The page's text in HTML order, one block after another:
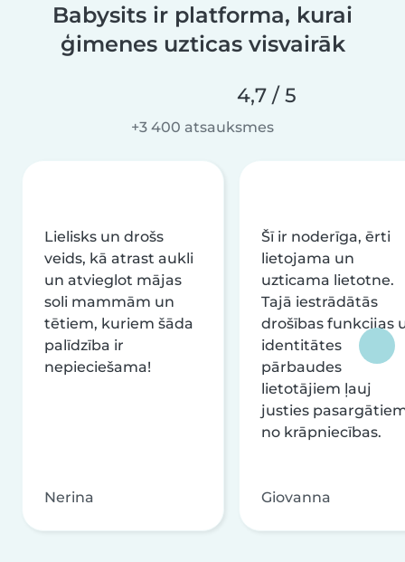
Babysits ir platforma, kurai
ģimenes uzticas visvairāk
4,7 / 5
+3 400 atsauksmes
Lielisks un drošs
veids, kā atrast aukli
un atvieglot mājas
soli mammām un
tētiem, kuriem šāda
palīdzība ir
nepieciešama!
Nerina
Šī ir noderīga, ērti
lietojama un
uzticama lietotne.
Tajā iestrādātās
drošības funkcijas
identitātes
pārbaudes
lietotājiem ļauj
justies
no krāpniecības.
Giovanna